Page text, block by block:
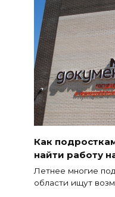
Как
найти работу
Летнее многие
области ищут